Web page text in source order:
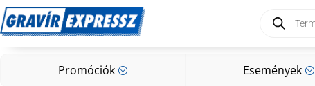
search
Promóciók ; Események ;
Promóciók; Események